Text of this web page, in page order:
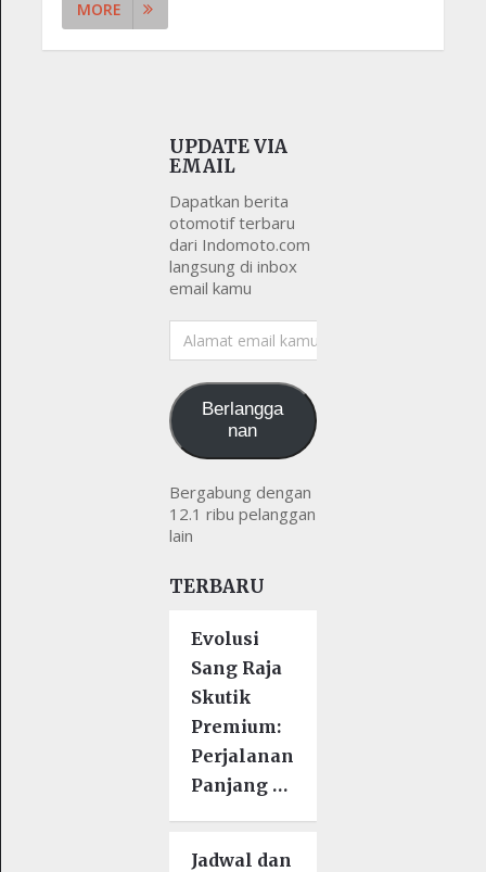
MORE
UPDATE VIA
EMAIL
Dapatkan berita
otomotif terbaru
dari Indomoto.com
langsung di inbox
email kamu
Alamat
email
Berlangga
nan
Bergabung dengan
12.1 ribu pelanggan
lain
TERBARU
Evolusi
Sang Raja
Skutik
Premium:
Perjalanan
Panjang …
Jadwal dan